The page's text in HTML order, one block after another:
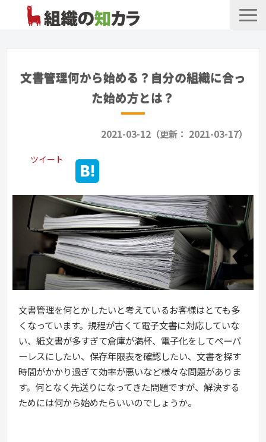
記事カテゴリ一覧
お客様事例
よくあるお問合せ
文書管理何から始める？自分の組織に合っ
た始め方とは？
2021-03-12（更新： 2021-03-17）
ツイート
文書管理を何とかしたいと考えているお客様はとても多
くなっています。規程が古くて電子文書に対応していな
い、紙文書が多すぎて倉庫が満杯、電子化をしてペーパ
ーレスにしたい、保存年限表を確認したい、文書を探す
時間がかかり過ぎて効率が悪いなど様々な問題がありま
す。何となく先送りになってきた問題ですが、解決する
ためには何から始めたらいいのでしょうか。